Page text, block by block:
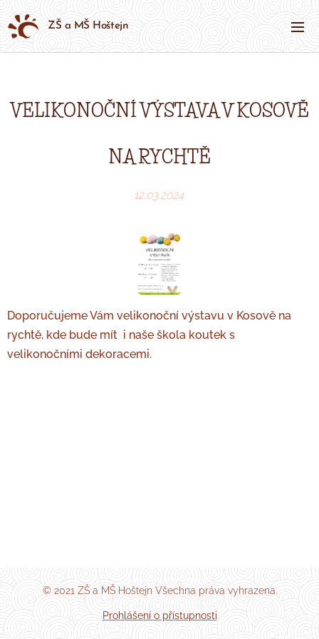
ZŠ a MŠ Hoštejn
VELIKONOČNÍ VÝSTAVA V KOSOVĚ
NA RYCHTĚ
12.03.2024
Doporučujeme Vám velikonoční výstavu v Kosově na
rychtě, kde bude mít i naše škola koutek s
velikonočními dekoracemi.
© 2021 ZŠ a MŠ Hoštejn Všechna práva vyhrazena.
Prohlášení o přístupnosti